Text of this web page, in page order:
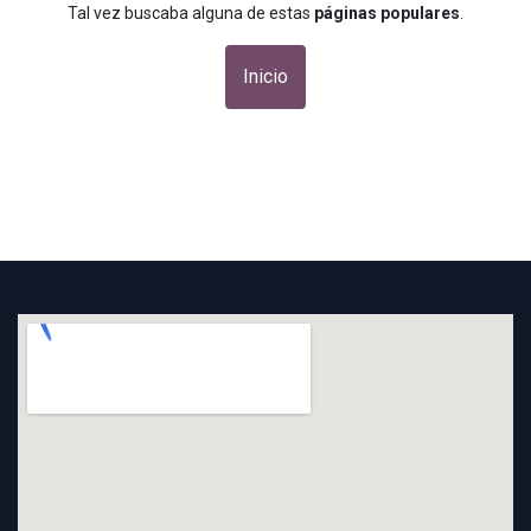
Tal vez buscaba alguna de estas páginas populares
Inicio